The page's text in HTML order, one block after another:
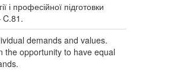
професійної підготовки
C.81.
demands and values.
the opportunity to have equal